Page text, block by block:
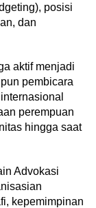
posisi
dan
aktif menjadi
pembicara
perempuan
hingga saat
Advokasi
kepemimpinan